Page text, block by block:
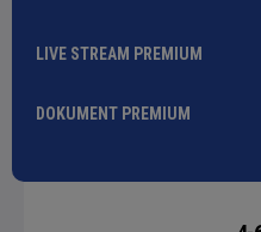
LIVE STREAM PREMIUM
DOKUMENT PREMIUM